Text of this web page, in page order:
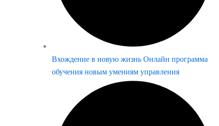
Вхождение в новую жизнь Онлайн программа
обучения новым умениям управления